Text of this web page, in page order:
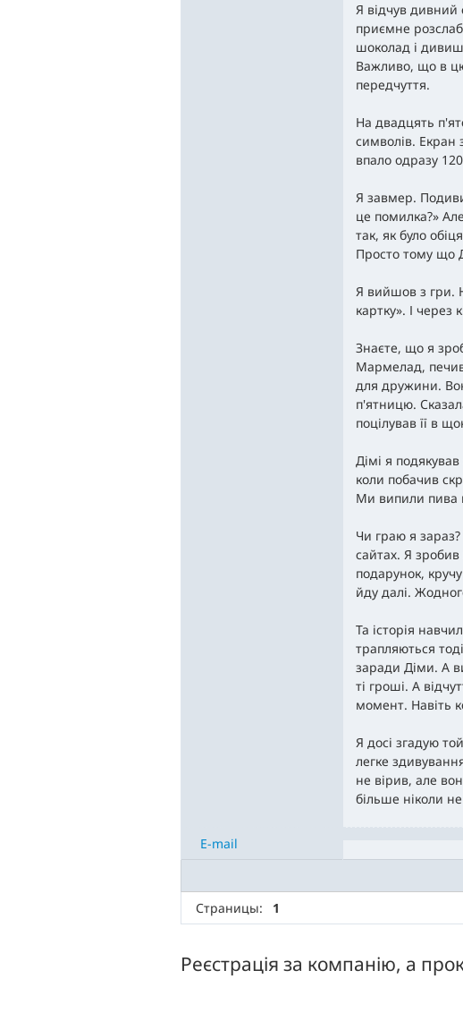
Я відчув дивний
приємне
шоколад і
Важливо, що в
передчуття.
На двадцять
символів. Екран
впало одразу
Я завмер.
це помилка?»
так, як було
Просто тому що
Я вийшов з гри.
картку». І через
Знаєте, що я
Мармелад,
для дружини.
п'ятницю.
поцілував її в
Дімі я
коли побачив
Ми випили пива
Чи граю я зараз?
сайтах. Я
подарунок,
йду далі.
Та історія
трапляються
заради Діми. А
ті гроші. А
момент. Навіть
Я досі згадую
легке
не вірив, але
більше ніколи
E-mail
Страницы: 1
Реєстрація за компанію, а